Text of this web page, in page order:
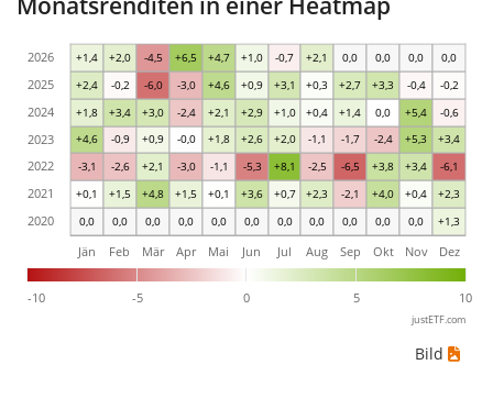
0,0 0,0 0,0 0,0 0,0 0,0 0,0 0,0 0,0 0,0 0,0 +1,3
+0,1 +1,5 +4,8 +1,5 +0,1 +3,6 +0,7 +2,3 -2,1 +4,0 +0,4 +2,3
-3,1 -2,6 +2,1 -3,0 -1,1 -5,3 +8,1 -2,5 -6,5 +3,8 +3,4 -6,1
+4,6 -0,9 +0,9 -0,0 +1,8 +2,6 +2,0 -1,1 -1,7 -2,4 +5,3 +3,4
+1,8 +3,4 +3,0 -2,4 +2,1 +2,9 +1,0 +0,4 +1,4 0,0 +5,4 -0,6
+2,4 -0,2 -6,0 -3,0 +4,6 +0,9 +3,1 +0,3 +2,7 +3,3 -0,4 -0,2
+1,4 +2,0 -4,5 +6,5 +4,7 +1,0 -0,7 +2,1 0,0 0,0 0,0 0,0
-10 -5 0 5 10
Jän Feb Mär Apr Mai Jun Jul Aug Sep Okt Nov Dez
2020
2021
2022
2023
2024
2025
2026
justETF.com
Bild